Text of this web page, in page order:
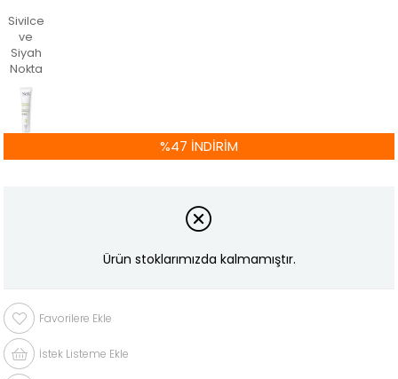
Sivilce
ve
Siyah
Nokta
%47 İNDIRIM
Ürün stoklarımızda kalmamıştır.
Favorilere Ekle
İstek Listeme Ekle